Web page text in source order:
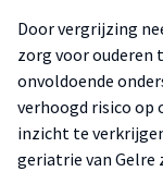
Door vergrijzing
zorg voor ouderen
onvoldoende
verhoogd risico op
inzicht te
geriatrie van